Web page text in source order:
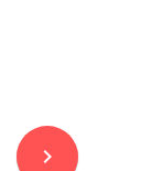
navigate_next